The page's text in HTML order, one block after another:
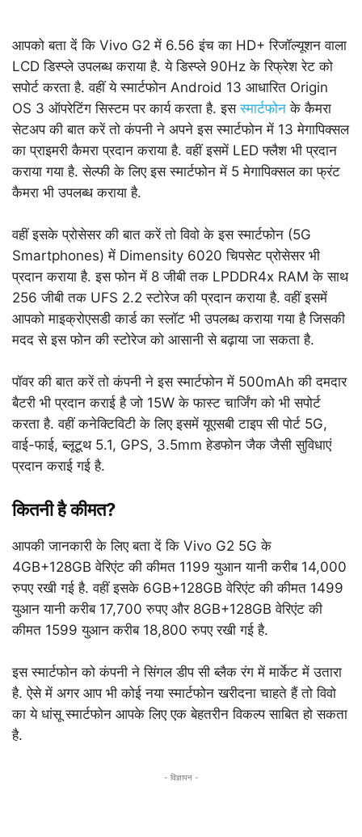
आपको बता दें कि Vivo G2 में 6.56 इंच का HD+ रिजॉल्यूशन वाला
LCD डिस्प्ले उपलब्ध कराया है. ये डिस्प्ले 90Hz के रिफ्रेश रेट को
सपोर्ट करता है. वहीं ये स्मार्टफोन Android 13 आधारित Origin
OS 3 ऑपरेटिंग सिस्टम पर कार्य करता है. इसस्मार्टफोन के कैमरा
सेटअप की बात करें तो कंपनी ने अपने इस स्मार्टफोन में 13 मेगापिक्सल
का प्राइमरी कैमरा प्रदान कराया है. वहीं इसमें LED फ्लैश भी प्रदान
कराया गया है. सेल्फी के लिए इस स्मार्टफोन में 5 मेगापिक्सल का फ्रंट
कैमरा भी उपलब्ध कराया है.
वहीं इसके प्रोसेसर की बात करें तो विवो के इस स्मार्टफोन (5G
Smartphones) में Dimensity 6020 चिपसेट प्रोसेसर भी
प्रदान कराया है. इस फोन में 8 जीबी तक LPDDR4x RAM के साथ
256 जीबी तक UFS 2.2 स्टोरेज की प्रदान कराया है. वहीं इसमें
आपको माइक्रोएसडी कार्ड का स्लॉट भी उपलब्ध कराया गया है जिसकी
मदद से इस फोन की स्टोरेज को आसानी से बढ़ाया जा सकता है.
पॉवर की बात करें तो कंपनी ने इस स्मार्टफोन में 500mAh की दमदार
बैटरी भी प्रदान कराई है जो 15W के फास्ट चार्जिंग को भी सपोर्ट
करता है. वहीं कनेक्टिविटी के लिए इसमें यूएसबी टाइप सी पोर्ट 5G,
वाई-फाई, ब्लूटूथ 5.1, GPS, 3.5mm हेडफोन जैक जैसी सुविधाएं
प्रदान कराई गई है.
कितनी है कीमत?
आपकी जानकारी के लिए बता दें कि Vivo G2 5G के
4GB+128GB वेरिएंट की कीमत 1199 युआन यानी करीब 14,000
रुपए रखी गई है. वहीं इसके 6GB+128GB वेरिएंट की कीमत 1499
युआन यानी करीब 17,700 रुपए और 8GB+128GB वेरिएंट की
कीमत 1599 युआन करीब 18,800 रुपए रखी गई है.
इस स्मार्टफोन को कंपनी ने सिंगल डीप सी ब्लैक रंग में मार्केट में उतारा
है. ऐसे में अगर आप भी कोई नया स्मार्टफोन खरीदना चाहते हैं तो विवो
का ये धांसू स्मार्टफोन आपके लिए एक बेहतरीन विकल्प साबित हो सकता
है.
- विज्ञापन -